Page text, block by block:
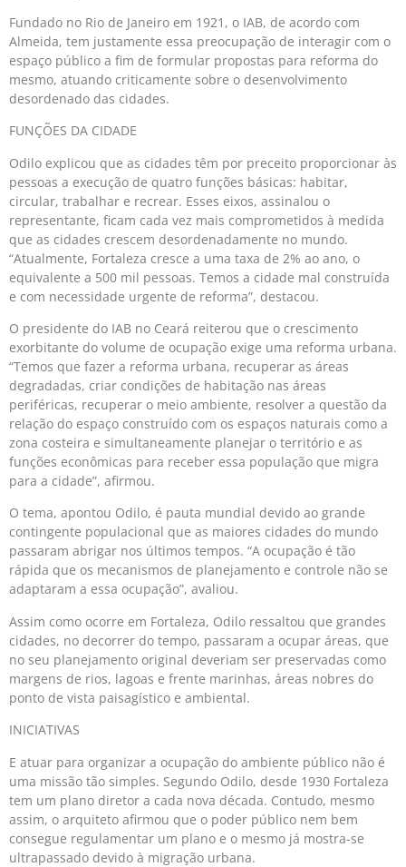
Fundado no Rio de Janeiro em 1921, o IAB, de acordo com
Almeida, tem justamente essa preocupação de interagir com o
espaço público a fim de formular propostas para reforma do
mesmo, atuando criticamente sobre o desenvolvimento
desordenado das cidades.
FUNÇÕES DA CIDADE
Odilo explicou que as cidades têm por preceito proporcionar às
pessoas a execução de quatro funções básicas: habitar,
circular, trabalhar e recrear. Esses eixos, assinalou o
representante, ficam cada vez mais comprometidos à medida
que as cidades crescem desordenadamente no mundo.
“Atualmente, Fortaleza cresce a uma taxa de 2% ao ano, o
equivalente a 500 mil pessoas. Temos a cidade mal construída
e com necessidade urgente de reforma”, destacou.
O presidente do IAB no Ceará reiterou que o crescimento
exorbitante do volume de ocupação exige uma reforma urbana.
“Temos que fazer a reforma urbana, recuperar as áreas
degradadas, criar condições de habitação nas áreas
periféricas, recuperar o meio ambiente, resolver a questão da
relação do espaço construído com os espaços naturais como a
zona costeira e simultaneamente planejar o território e as
funções econômicas para receber essa população que migra
para a cidade”, afirmou.
O tema, apontou Odilo, é pauta mundial devido ao grande
contingente populacional que as maiores cidades do mundo
passaram abrigar nos últimos tempos. “A ocupação é tão
rápida que os mecanismos de planejamento e controle não se
adaptaram a essa ocupação”, avaliou.
Assim como ocorre em Fortaleza, Odilo ressaltou que grandes
cidades, no decorrer do tempo, passaram a ocupar áreas, que
no seu planejamento original deveriam ser preservadas como
margens de rios, lagoas e frente marinhas, áreas nobres do
ponto de vista paisagístico e ambiental.
INICIATIVAS
E atuar para organizar a ocupação do ambiente público não é
uma missão tão simples. Segundo Odilo, desde 1930 Fortaleza
tem um plano diretor a cada nova década. Contudo, mesmo
assim, o arquiteto afirmou que o poder público nem bem
consegue regulamentar um plano e o mesmo já mostra-se
ultrapassado devido à migração urbana.